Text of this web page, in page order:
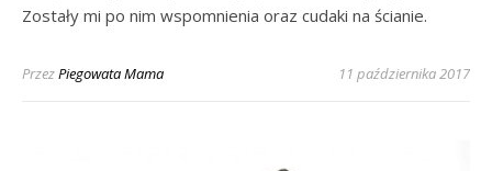
Zostały mi po nim wspomnienia oraz cudaki na ścianie.
PrzezPiegowata Mama 11 października 2017